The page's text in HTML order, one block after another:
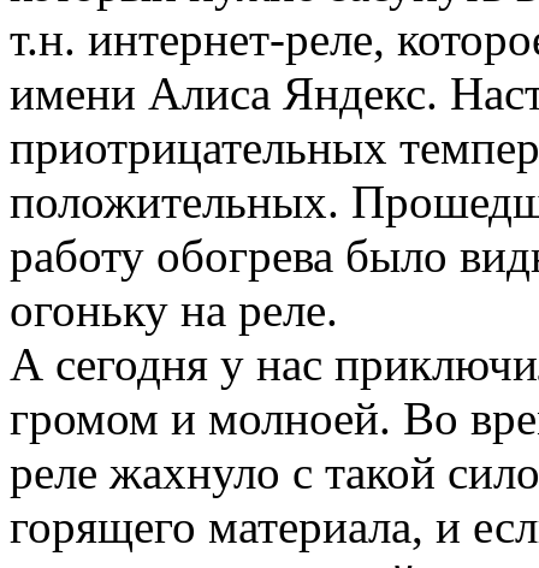
т.н. интернет-реле,
имени Алиса Яндекс.
приотрицательных
положительных.
работу обогрева было
огоньку на реле.
А сегодня у нас
громом и молноей. Во
реле жахнуло с такой
горящего материала, и